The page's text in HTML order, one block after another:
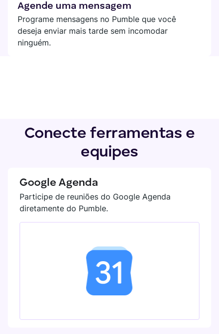
Agende uma mensagem
Programe mensagens no Pumble que você
deseja enviar mais tarde sem incomodar
ninguém.
Conecte ferramentas e
equipes
Google Agenda
Participe de reuniões do Google Agenda
diretamente do Pumble.